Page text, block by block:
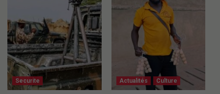
Securite Actualités Culture